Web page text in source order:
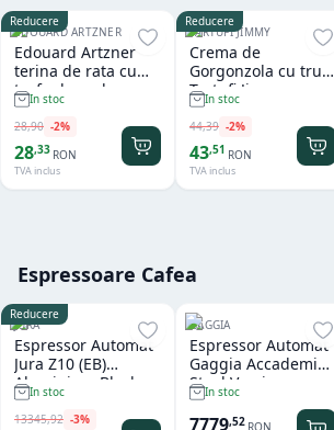
Reducere
EDOUARD ARTZNER
Edouard Artzner
terina de rata cu
trufe de padure
100g
In stoc
28,90 -2%
28,33 RON
TVA inclus
Reducere
TARTUFI JIMMY
Crema de
Gorgonzola cu trufe
Tartufi Jimmy
In stoc
44,39 -2%
43,51 RON
TVA inclus
Espressoare Cafea
Reducere
JURA
Espressor Automat
Jura Z10 (EB)
Aluminium Black
In stoc
13345,92 -3%
GAGGIA
Espressor Automat
Gaggia Accademia
Steel Version
In stoc
7779,52 RON